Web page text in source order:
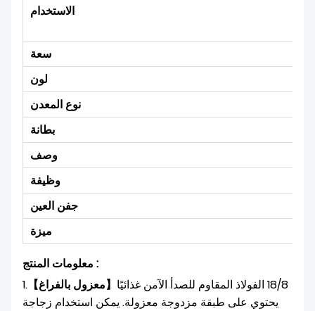
الاستخدام
سعة
لون
نوع المعدن
بطانة
وصف
وظيفة
جفن العين
ميزة
معلومات المنتج :
1.
【معزول بالفراغ】 18/8 الفولاذ المقاوم للصدأ الآمن غذائيًا
يحتوي على طبقة مزدوجة معزولة. يمكن استخدام زجاجة